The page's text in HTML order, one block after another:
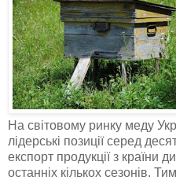
На світовому ринку меду
лідерські позиції серед
експорт продукції з країни
останніх кількох сезонів.